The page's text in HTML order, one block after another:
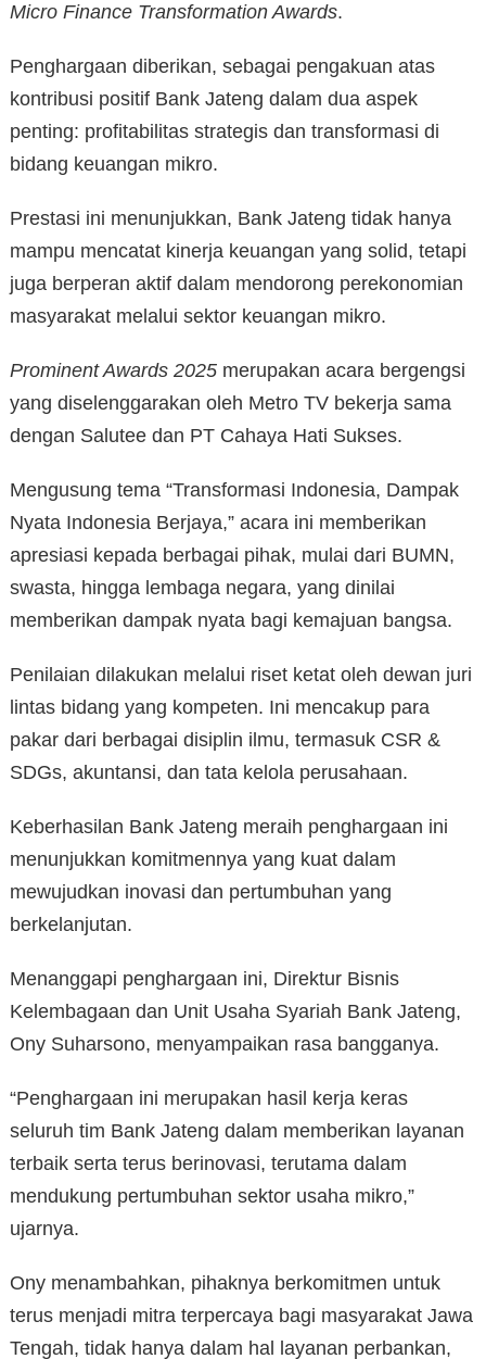
Micro Finance Transformation Awards.
Penghargaan diberikan, sebagai pengakuan atas
kontribusi positif Bank Jateng dalam dua aspek
penting: profitabilitas strategis dan transformasi di
bidang keuangan mikro.
Prestasi ini menunjukkan, Bank Jateng tidak hanya
mampu mencatat kinerja keuangan yang solid, tetapi
juga berperan aktif dalam mendorong perekonomian
masyarakat melalui sektor keuangan mikro.
Prominent Awards 2025 merupakan acara bergengsi
yang diselenggarakan oleh Metro TV bekerja sama
dengan Salutee dan PT Cahaya Hati Sukses.
Mengusung tema “Transformasi Indonesia, Dampak
Nyata Indonesia Berjaya,” acara ini memberikan
apresiasi kepada berbagai pihak, mulai dari BUMN,
swasta, hingga lembaga negara, yang dinilai
memberikan dampak nyata bagi kemajuan bangsa.
Penilaian dilakukan melalui riset ketat oleh dewan juri
lintas bidang yang kompeten. Ini mencakup para
pakar dari berbagai disiplin ilmu, termasuk CSR &
SDGs, akuntansi, dan tata kelola perusahaan.
Keberhasilan Bank Jateng meraih penghargaan ini
menunjukkan komitmennya yang kuat dalam
mewujudkan inovasi dan pertumbuhan yang
berkelanjutan.
Menanggapi penghargaan ini, Direktur Bisnis
Kelembagaan dan Unit Usaha Syariah Bank Jateng,
Ony Suharsono, menyampaikan rasa bangganya.
“Penghargaan ini merupakan hasil kerja keras
seluruh tim Bank Jateng dalam memberikan layanan
terbaik serta terus berinovasi, terutama dalam
mendukung pertumbuhan sektor usaha mikro,”
ujarnya.
Ony menambahkan, pihaknya berkomitmen untuk
terus menjadi mitra terpercaya bagi masyarakat Jawa
Tengah, tidak hanya dalam hal layanan perbankan,